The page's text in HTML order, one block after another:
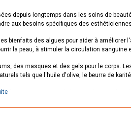
depuis longtemps dans les soins de
aux besoins spécifiques des
bienfaits des algues pour aider à améliorer
la peau, à stimuler la circulation sanguine
des masques et des gels pour le corps.
tels que l'huile d'olive, le beurre de
et non grasse pénètre rapidement dans